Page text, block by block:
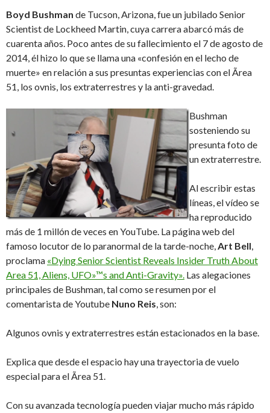
Boyd Bushman de Tucson, Arizona, fue un jubilado Senior
Scientist de Lockheed Martin, cuya carrera abarcó más de
cuarenta años. Poco antes de su fallecimiento el 7 de agosto de
2014, él hizo lo que se llama una «confesión en el lecho de
muerte» en relación a sus presuntas experiencias con el Ãrea
51, los ovnis, los extraterrestres y la anti-gravedad.
Bushman
sosteniendo su
presunta foto de
un extraterrestre.
Al escribir estas
líneas, el vídeo se
ha reproducido
más de 1 millón de veces en YouTube. La página web del
famoso locutor de lo paranormal de la tarde-noche,Art Bell,
proclama «Dying Senior Scientist Reveals Insider Truth About
Area 51, Aliens, UFO»™s and Anti-Gravity». Las alegaciones
principales de Bushman, tal como se resumen por el
comentarista de Youtube Nuno Reis, son:
Algunos ovnis y extraterrestres están estacionados en la base.
Explica que desde el espacio hay una trayectoria de vuelo
especial para el Ãrea 51.
Con su avanzada tecnología pueden viajar mucho más rápido